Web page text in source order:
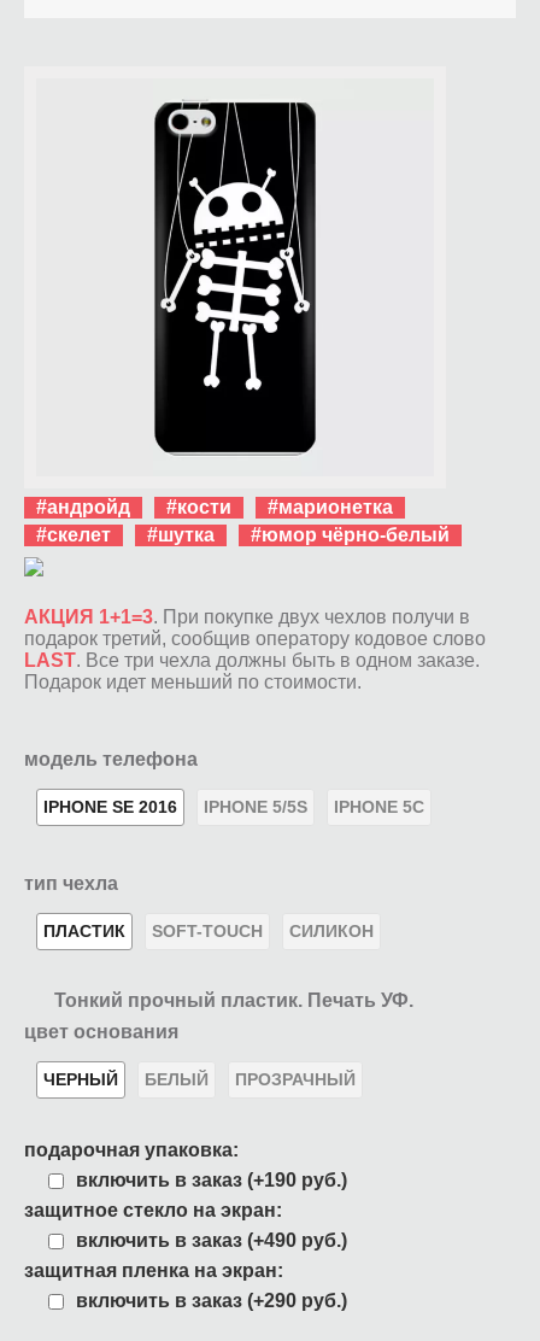
#андройд #кости
#марионетка
#скелет
#шутка #юмор чёрно-белый
АКЦИЯ 1+1=3. При покупке двух чехлов получи в
подарок третий, сообщив оператору кодовое слово
LAST. Все три чехла должны быть в одном заказе.
Подарок идет меньший по стоимости.
модель телефона
IPHONE SE 2016 IPHONE 5/5S IPHONE 5C
тип чехла
ПЛАСТИК SOFT-TOUCH СИЛИКОН
Тонкий прочный пластик. Печать УФ.
цвет основания
ЧЕРНЫЙ БЕЛЫЙ ПРОЗРАЧНЫЙ
подарочная упаковка:
включить в заказ (+190 руб.)
защитное стекло на экран:
включить в заказ (+490 руб.)
защитная пленка на экран:
включить в заказ (+290 руб.)